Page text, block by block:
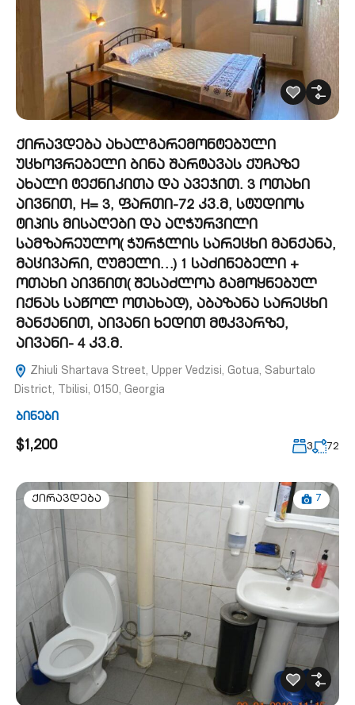
ქირავდება ახალგარემონტებული
უცხოვრებელი ბინა შარტავას ქუჩაზე
ახალი ტექნიკითა და ავეჯით. 3 ოთახი
აივნით, H= 3, ფართი-72 კვ.მ, სტუდიოს
ტიპის მისაღები და აღჭურვილი
სამზარეულო( ჭურჭლის სარეცხი მანქანა,
მაცივარი, ღუმელი…) 1 საძინებელი +
ოთახი აივნით( შესაძლოა გამოყნებულ
იქნას საწოლ ოთახად), აბაზანა სარეცხი
მანქანით, აივანი ხედით მტკვარზე,
აივანი- 4 კვ.მ.
Zhiuli Shartava Street, Upper Vedzisi, Gotua, Saburtalo
District, Tbilisi, 0150, Georgia
ბინები
$1,200 3 72
ქირავდება 7